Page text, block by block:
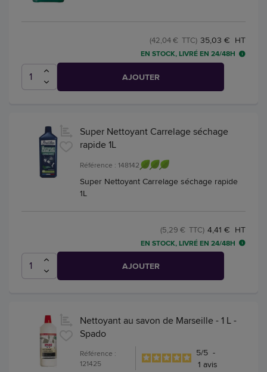
35,03 € HT
(42,04 € TTC)
EN STOCK, LIVRÉ EN 24/48H
AJOUTER
Super Nettoyant Carrelage séchage
rapide 1L
Référence : 148142
Super Nettoyant Carrelage séchage rapide
1L
4,41 € HT
(5,29 € TTC)
EN STOCK, LIVRÉ EN 24/48H
AJOUTER
Nettoyant au savon de Marseille - 1 L -
Spado
Référence :
121425
5/5 -
1 avis